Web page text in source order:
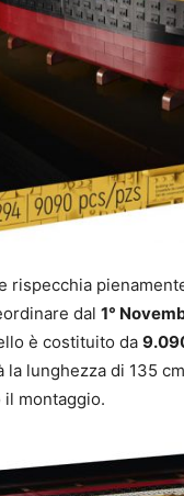
rispecchia
dal 1°
è costituito da
la lunghezza di 135
montaggio.